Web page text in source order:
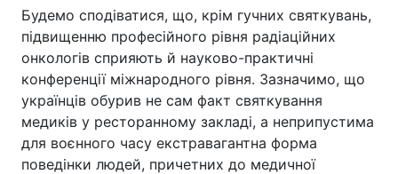
Будемо сподіватися, що, крім гучних святкувань,
підвищенню професійного рівня радіаційних
онкологів сприяють й науково-практичні
конференції міжнародного рівня. Зазначимо, що
українців обурив не сам факт святкування
медиків у ресторанному закладі, а неприпустима
для воєнного часу екстравагантна форма
поведінки людей, причетних до медичної